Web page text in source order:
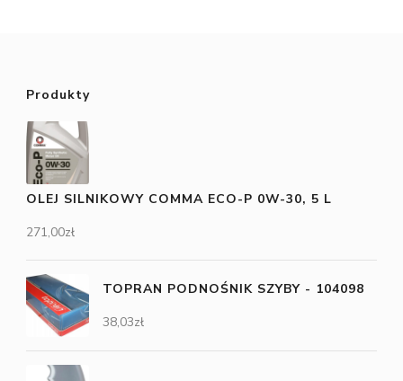
Produkty
OLEJ SILNIKOWY COMMA ECO-P 0W-30, 5 L
271,00zł
TOPRAN PODNOŚNIK SZYBY - 104098
38,03zł